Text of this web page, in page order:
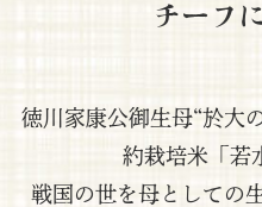
チーフ
徳川家康公御生母“於大
約栽培米「若
戦国の世を母としての